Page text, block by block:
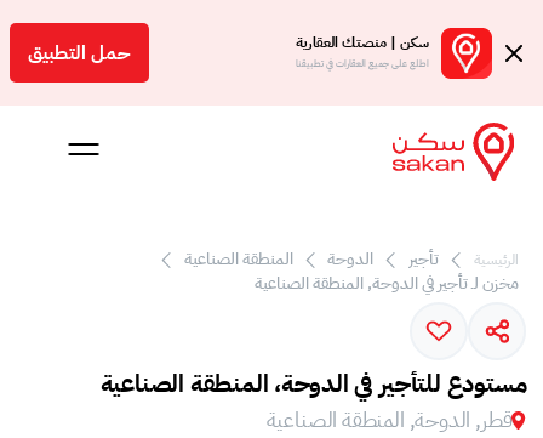
سكن | منصتك العقارية
اطلع على جميع العقارات في تطبيقنا حمل التطبيق
الرئيسية تأجير الدوحة
المنطقة الصناعية
مخزن لـ تأجير في الدوحة, المنطقة الصناعية
مستودع للتأجير في الدوحة، المنطقة الصناعية
قطر, الدوحة, المنطقة الصناعية